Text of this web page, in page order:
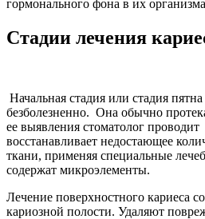
гормонального фона в их
Стадии лечения
Начальная стадия или стадия
безболезненно. Она обычно
ее выявления стоматолог
восстанавливает недостающее
ткани, применяя специальные
содержат микроэлементы.
Лечение поверхностного кариеса
кариозной полости. Удаляют